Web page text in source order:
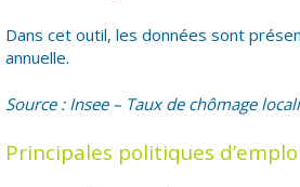
Dans cet outil, les données sont
annuelle.
Source : Insee – Taux de chômage
Principales politiques